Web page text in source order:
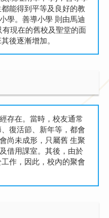
能得到平等及良好的教
學。善導小學 則由馬迪
現在的舊校及聖堂的面
後逐漸增加。
存在。當時，校友通常
復活節、新年等，都會
尚未成形，只屬舊 生聚
借用課室。其後，由於
作，因此，校內的聚會